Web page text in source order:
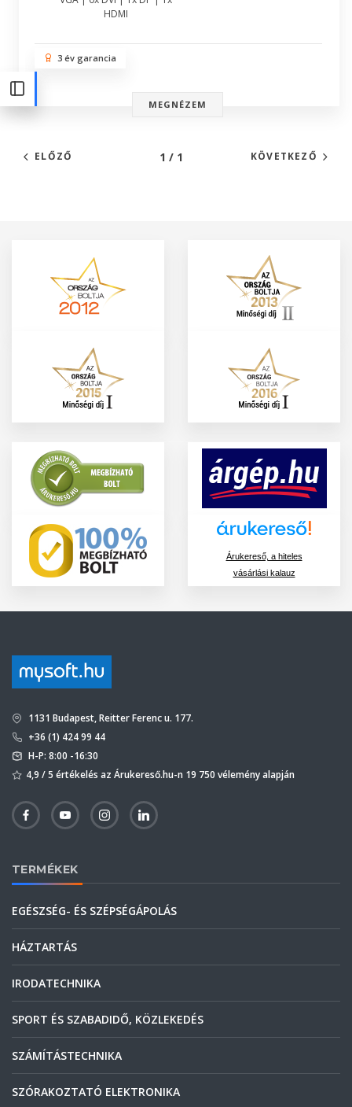
HDMI
3 év garancia
MEGNÉZEM
ELŐZŐ 1 / 1 KÖVETKEZŐ
Árukereső, a hiteles
vásárlási kalauz
1131 Budapest, Reitter Ferenc u. 177.
+36 (1) 424 99 44
H-P: 8:00 -16:30
4,9 / 5 értékelés az Árukereső.hu-n 19 750 vélemény alapján
TERMÉKEK
EGÉSZSÉG- ÉS SZÉPSÉGÁPOLÁS
HÁZTARTÁS
IRODATECHNIKA
SPORT ÉS SZABADIDŐ, KÖZLEKEDÉS
SZÁMÍTÁSTECHNIKA
SZÓRAKOZTATÓ ELEKTRONIKA